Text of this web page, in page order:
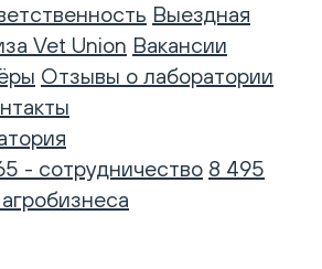
Выездная
Vet Union Вакансии
Отзывы о лаборатории
- сотрудничество 8 495